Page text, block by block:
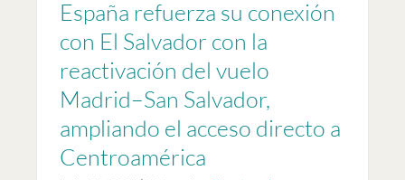
España refuerza su conexión
con El Salvador con la
reactivación del vuelo
Madrid–San Salvador,
ampliando el acceso directo a
Centroamérica